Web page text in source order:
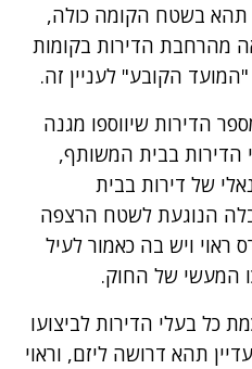
בשטח הקומה כולה,
מהרחבת הדירות בקומות
הקובע" לעניין זה.
הדירות שיווספו מגנה
הדירות בבית המשותף,
של דירות בבית
הנוגעת לשטח הרצפה
ראוי ויש בה כאמור לעיל
המעשי של החוק.
כל בעלי הדירות לביצועו
של פרוייקט מכוח תמ"א 38 עדיין תהא דרושה ליזם, וראוי